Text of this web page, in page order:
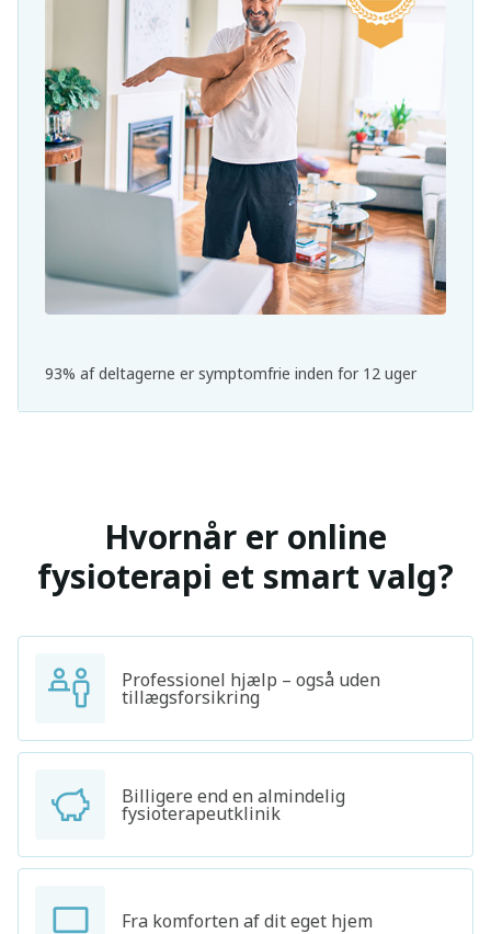
93% af deltagerne er symptomfrie inden for 12 uger
Hvornår er online
fysioterapi et smart valg?
Professionel hjælp – også uden
tillægsforsikring
Billigere end en almindelig
fysioterapeutklinik
Fra komforten af dit eget hjem